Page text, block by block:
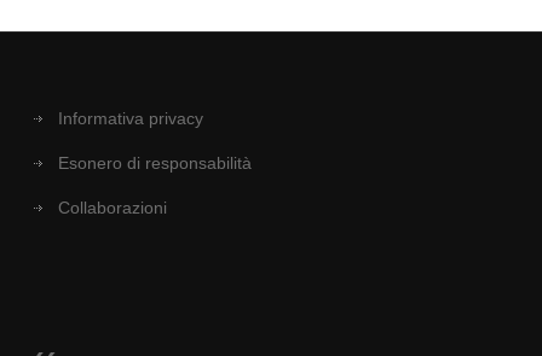
Informativa privacy
Esonero di responsabilità
Collaborazioni